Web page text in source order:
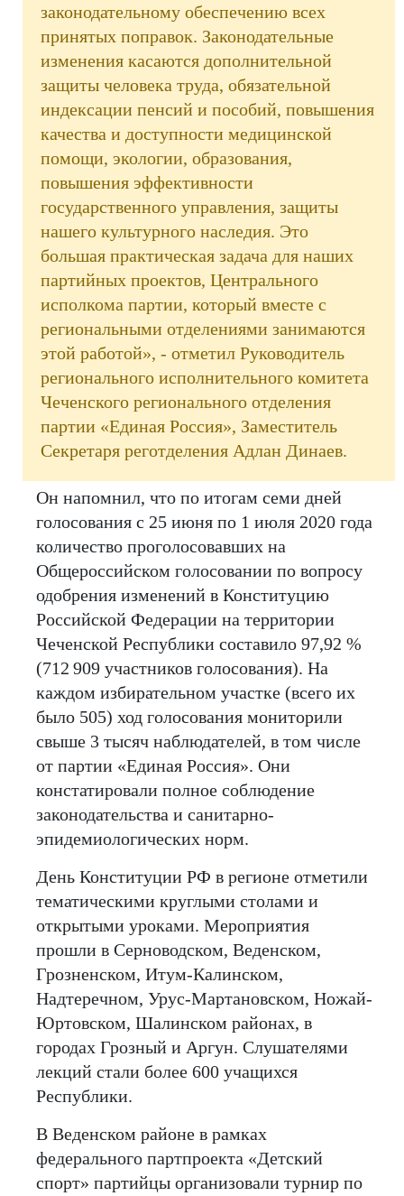
законодательному обеспечению всех
принятых поправок. Законодательные
изменения касаются дополнительной
защиты человека труда, обязательной
индексации пенсий и пособий, повышения
качества и доступности медицинской
помощи, экологии, образования,
повышения эффективности
государственного управления, защиты
нашего культурного наследия. Это
большая практическая задача для наших
партийных проектов, Центрального
исполкома партии, который вместе с
региональными отделениями занимаются
этой работой», - отметил Руководитель
регионального исполнительного комитета
Чеченского регионального отделения
партии «Единая Россия», Заместитель
Секретаря реготделения Адлан Динаев.
Он напомнил, что по итогам семи дней
голосования с 25 июня по 1 июля 2020 года
количество проголосовавших на
Общероссийском голосовании по вопросу
одобрения изменений в Конституцию
Российской Федерации на территории
Чеченской Республики составило 97,92 %
(712 909 участников голосования). На
каждом избирательном участке (всего их
было 505) ход голосования мониторили
свыше 3 тысяч наблюдателей, в том числе
от партии «Единая Россия». Они
констатировали полное соблюдение
законодательства и санитарно-
эпидемиологических норм.
День Конституции РФ в регионе отметили
тематическими круглыми столами и
открытыми уроками. Мероприятия
прошли в Серноводском, Веденском,
Грозненском, Итум-Калинском,
Надтеречном, Урус-Мартановском, Ножай-
Юртовском, Шалинском районах, в
городах Грозный и Аргун. Слушателями
лекций стали более 600 учащихся
Республики.
В Веденском районе в рамках
федерального партпроекта «Детский
спорт» партийцы организовали турнир по